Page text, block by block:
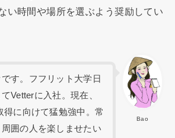
い時間や場所を選ぶよう奨励してい
Bao
す。フフリット大学日
Vetterに入社。現在、
得に向けて猛勉強中。常
囲の人を楽しませたい